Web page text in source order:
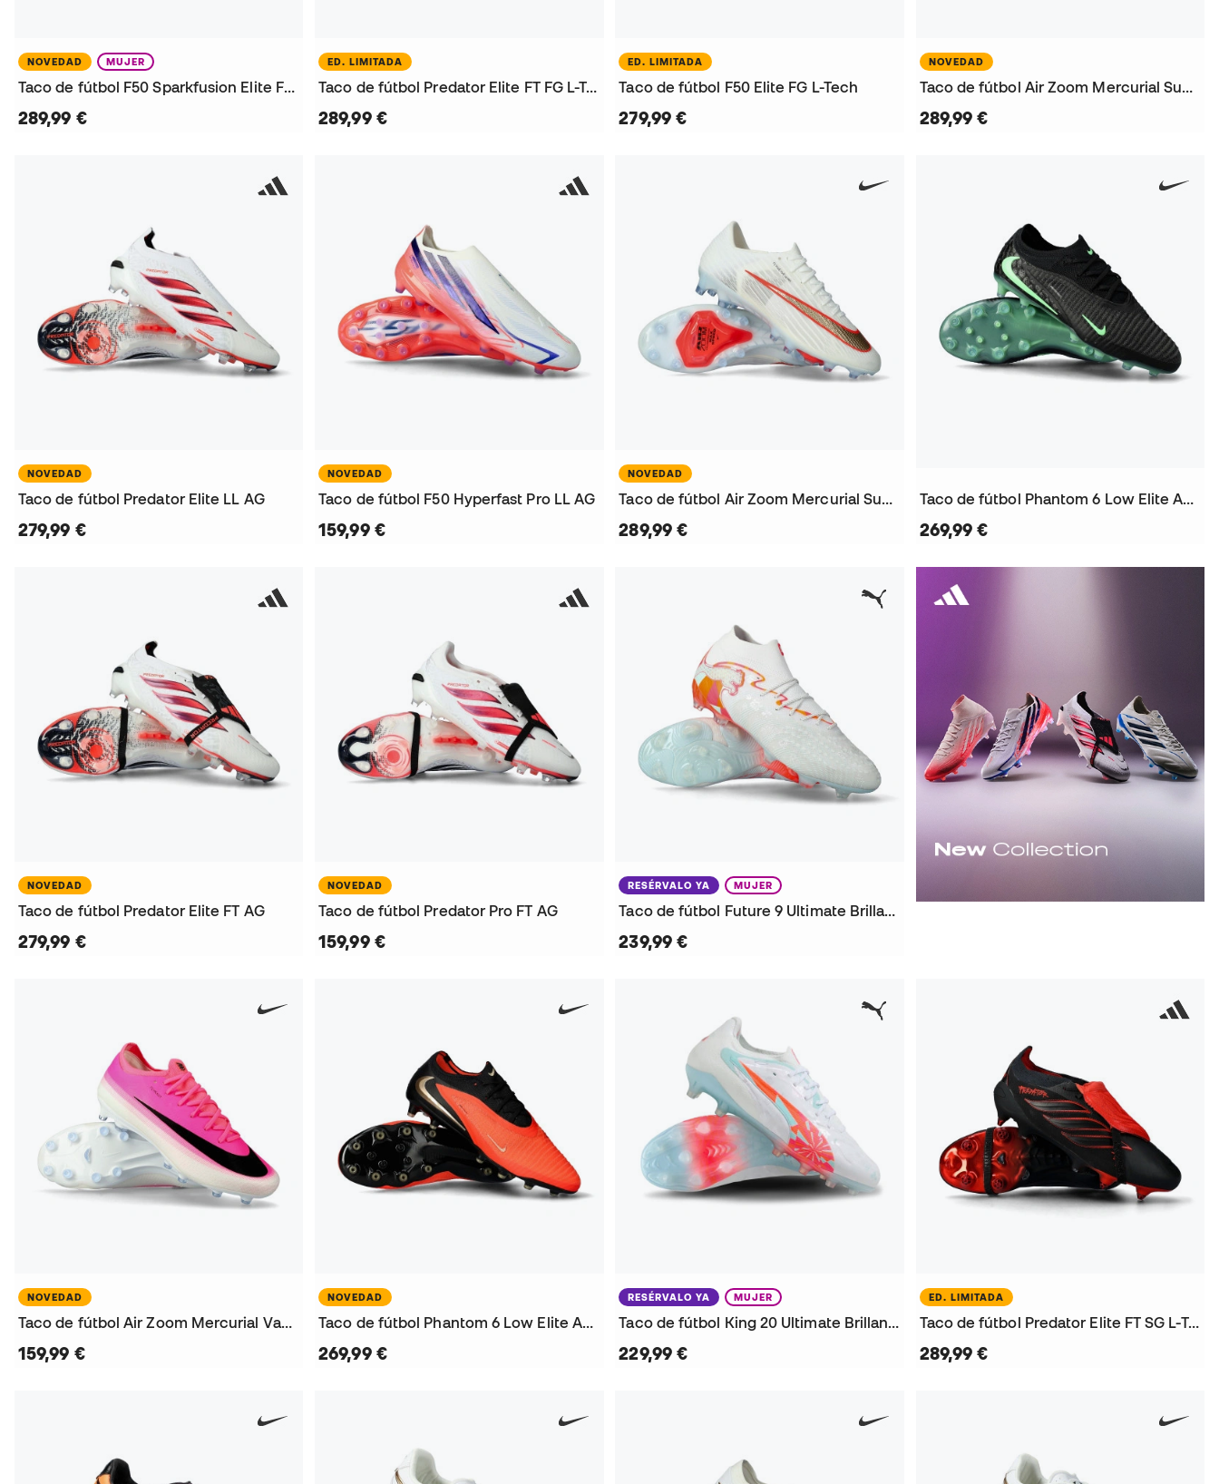
NOVEDAD MUJER
Taco de fútbol F50 Sparkfusion Elite FG/AG Mujer Trinity Rodman
289,99 €
ED. LIMITADA
Taco de fútbol Predator Elite FT FG L-Tech
289,99 €
ED. LIMITADA
Taco de fútbol F50 Elite FG L-Tech
279,99 €
NOVEDAD
Taco de fútbol Air Zoom Mercurial Superfly 11 Elite FG
289,99 €
NOVEDAD
Taco de fútbol Predator Elite LL AG
279,99 €
NOVEDAD
Taco de fútbol F50 Hyperfast Pro LL AG
159,99 €
NOVEDAD
Taco de fútbol Air Zoom Mercurial Superfly 11 Elite AG-Pro
289,99 €
Taco de fútbol Phantom 6 Low Elite AG-Pro
269,99 €
NOVEDAD
Taco de fútbol Predator Elite FT AG
279,99 €
NOVEDAD
Taco de fútbol Predator Pro FT AG
159,99 €
RESÉRVALO YA MUJER
Taco de fútbol Future 9 Ultimate Brillance FG Mujer
239,99 €
NOVEDAD
Taco de fútbol Air Zoom Mercurial Vapor 17 Pro AG
159,99 €
NOVEDAD
Taco de fútbol Phantom 6 Low Elite AG-Pro
269,99 €
RESÉRVALO YA MUJER
Taco de fútbol King 20 Ultimate Brillance FG/AG Mujer
229,99 €
ED. LIMITADA
Taco de fútbol Predator Elite FT SG L-Tech
289,99 €